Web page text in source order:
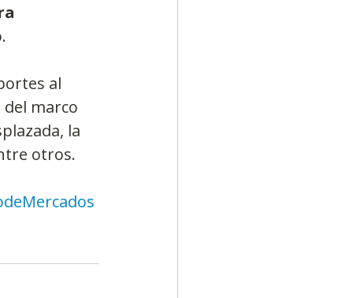
al
marco
la
otros.